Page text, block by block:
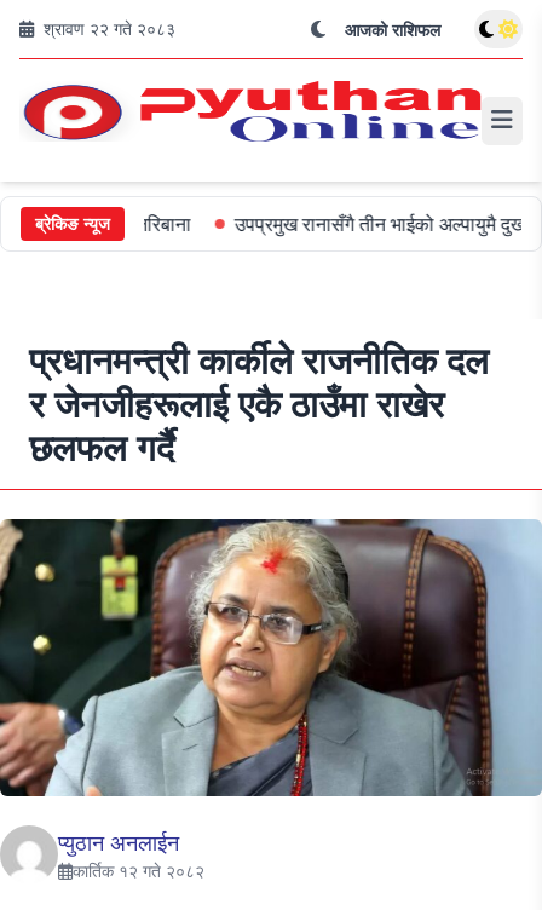
श्रावण २२ गते २०८३ आजको राशिफल
ब्रेकिङ न्यूज
५०० जरिबाना उपप्रमुख रानासँगै तीन भाईको अल्पायुमै दुखद निधन
प्रधानमन्त्री कार्कीले राजनीतिक दल
र जेनजीहरूलाई एकै ठाउँमा राखेर
छलफल गर्दै
प्युठान अनलाईन
कार्तिक १२ गते २०८२